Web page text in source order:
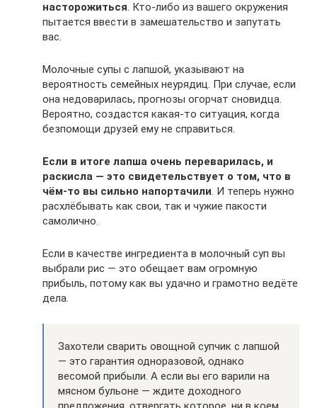
насторожиться. Кто-либо из вашего окружения
пытается ввести в замешательство и запутать
вас.
Молочные супы с лапшой, указывают на
вероятность семейных неурядиц. При случае, если
она недоварилась, прогнозы огорчат сновидца.
Вероятно, создастся какая-то ситуация, когда
безпомощи друзей ему не справиться.
Если в итоге лапша очень переварилась, и
раскисла — это свидетельствует о том, что в
чём-то вы сильно напортачили. И теперь нужно
расхлёбывать как свои, так и чужие пакости
самолично.
Если в качестве ингредиента в молочный суп вы
выбрали рис — это обещает вам огромную
прибыль, потому как вы удачно и грамотно ведёте
дела.
Захотели сварить овощной супчик с лапшой
— это гарантия одноразовой, однако
весомой прибыли. А если вы его варили на
мясном бульоне — ждите доходного